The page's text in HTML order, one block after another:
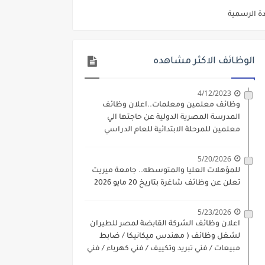
الرسمية
/ تجارة / حقوق / زراعة / تربية / اداب / خدمة اجتماعية
9 يوليو 2026
والاوراق المطلوبة وكيفية التقديم
فني كهرباء / فني غلايات / فني غازات / فني سباك )
والتقديم حتي 17 يونيو 2026
الوظائف الاكثر مشاهده
4/12/2023
وظائف معلمين ومعلمات..اعلان وظائف
المدرسة المصرية الدولية عن حاجتها الي
معلمين للمرحلة الابتدائية للعام الدراسي
5/20/2026
للمؤهلات العليا والمتوسطه.. جامعة ميريت
تعلن عن وظائف شاغرة بتاريخ 20 مايو 2026
5/23/2026
اعلان وظائف الشركة القابضة لمصر للطيران
لشغل وظائف ( مهندس ميكانيكا / ضابط
مبيعات / فني تبريد وتكييف / فني كهرباء / فني